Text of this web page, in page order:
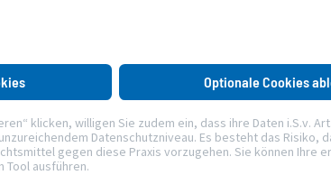
Optionale Cookies
klicken, willigen Sie zudem ein, dass ihre Daten i.S.v. Art.
Datenschutzniveau. Es besteht das Risiko,
gegen diese Praxis vorzugehen. Sie können Ihre
Tool ausführen.